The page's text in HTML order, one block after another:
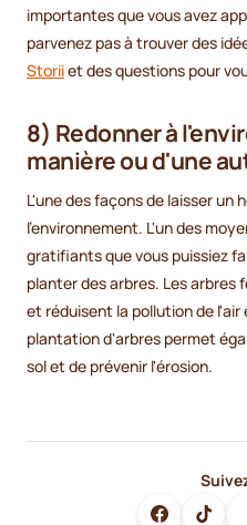
importantes que vous avez
parvenez pas à trouver des
Storiiet des questions pour
8) Redonner à
manière ou d'une
L'une des façons de laisser un
l'environnement. L'un des
gratifiants que vous puissiez
planter des arbres. Les
et réduisent la pollution de l'air
plantation d'arbres permet
sol et de prévenir l'érosion.